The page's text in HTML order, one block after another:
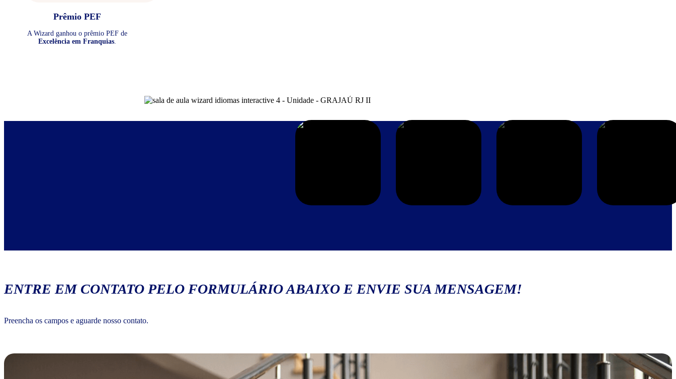
Prêmio PEF
A Wizard ganhou o prêmio PEF de
Excelência em Franquias.
ENTRE EM CONTATO PELO FORMULÁRIO ABAIXO E ENVIE SUA MENSAGEM!
Preencha os campos e aguarde nosso contato.